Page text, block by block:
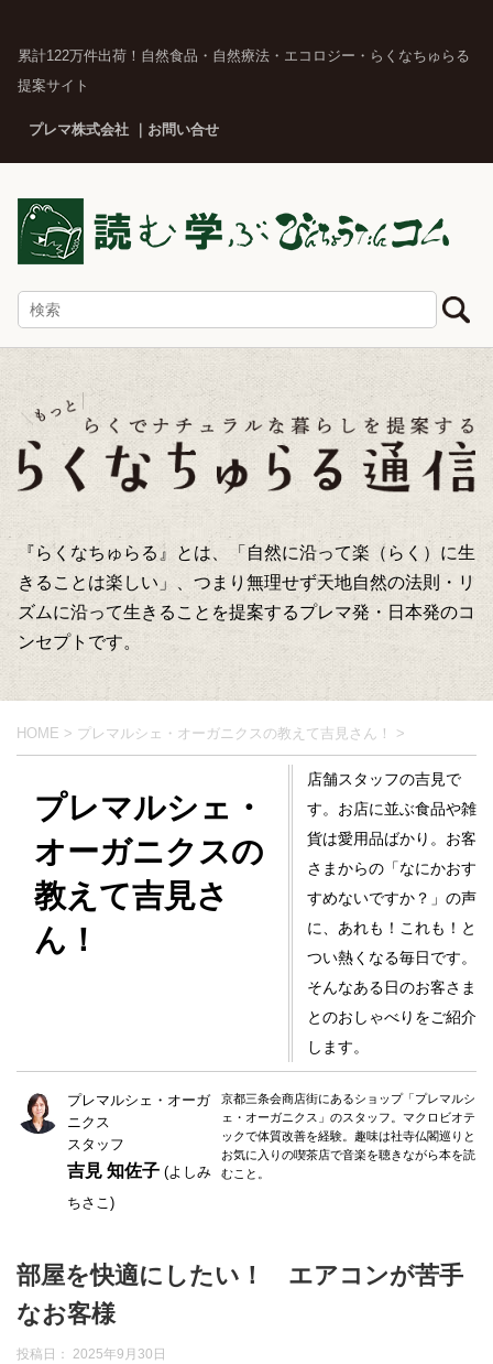
累計122万件出荷！自然食品・自然療法・エコロジー・らくなちゅらる
提案サイト
プレマ株式会社 お問い合せ
『らくなちゅらる』とは、「自然に沿って楽（らく）に生
きることは楽しい」、つまり無理せず天地自然の法則・リ
ズムに沿って生きることを提案するプレマ発・日本発のコ
ンセプトです。
HOME > プレマルシェ・オーガニクスの教えて吉見さん！ >
プレマルシェ・
オーガニクスの
教えて吉見さ
ん！
店舗スタッフの吉見で
す。お店に並ぶ食品や雑
貨は愛用品ばかり。お客
さまからの「なにかおす
すめないですか？」の声
に、あれも！これも！と
つい熱くなる毎日です。
そんなある日のお客さま
とのおしゃべりをご紹介
します。
プレマルシェ・オーガ
ニクス
スタッフ
吉見 知佐子(よしみ
ちさこ)
京都三条会商店街にあるショップ「プレマルシ
ェ・オーガニクス」のスタッフ。マクロビオテ
ックで体質改善を経験。趣味は社寺仏閣巡りと
お気に入りの喫茶店で音楽を聴きながら本を読
むこと。
部屋を快適にしたい！ エアコンが苦手
なお客様
投稿日： 2025年9月30日